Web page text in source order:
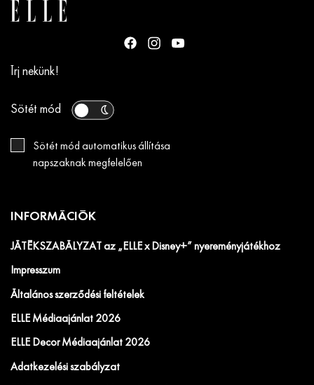
Írj nekünk!
Sötét mód
Sötét mód automatikus állítása
napszaknak megfelelően
INFORMÁCIÓK
JÁTÉKSZABÁLYZAT az „ELLE x Disney+” nyereményjátékhoz
Impresszum
Általános szerződési feltételek
ELLE Médiaajánlat 2026
ELLE Decor Médiaajánlat 2026
Adatkezelési szabályzat